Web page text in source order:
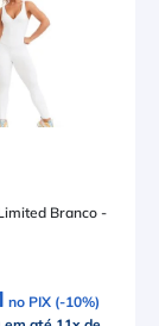
Branco -
no PIX (-10%)